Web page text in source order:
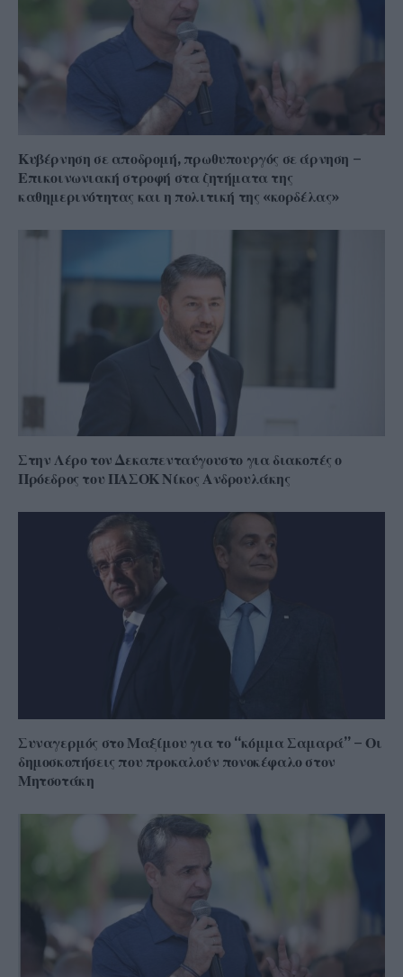
Κυβέρνηση σε αποδρομή, πρωθυπουργός σε άρνηση –
Επικοινωνιακή στροφή στα ζητήματα της
καθημερινότητας και η πολιτική της «κορδέλας»
Στην Λέρο τον Δεκαπενταύγουστο για διακοπές ο
Πρόεδρος του ΠΑΣΟΚ Νίκος Ανδρουλάκης
Συναγερμός στο Μαξίμου για το “κόμμα Σαμαρά” – Οι
δημοσκοπήσεις που προκαλούν πονοκέφαλο στον
Μητσοτάκη